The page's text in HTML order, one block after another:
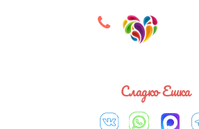
8 927 083
Сладко Ешка